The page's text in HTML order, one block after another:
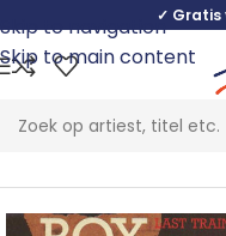
Skip to navigation
Skip to main content
✓ Gratis
Home Folk, World &